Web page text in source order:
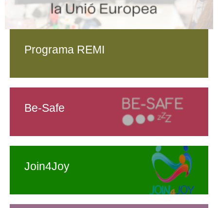
Programa REMI
Be-Safe
Join4Joy